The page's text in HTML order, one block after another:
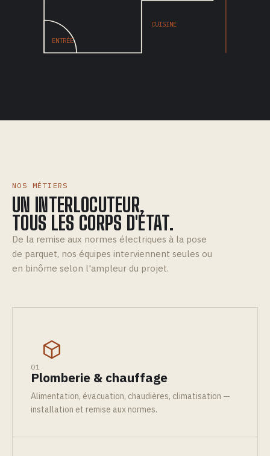
CUISINE
ENTRÉE
NOS MÉTIERS
UN INTERLOCUTEUR,
TOUS LES CORPS D'ÉTAT.
De la remise aux normes électriques à la pose
de parquet, nos équipes interviennent seules ou
en binôme selon l'ampleur du projet.
01
Plomberie & chauffage
Alimentation, évacuation, chaudières, climatisation —
installation et remise aux normes.